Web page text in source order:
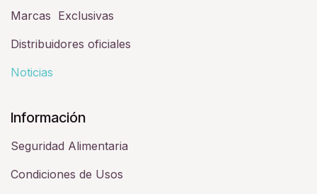
Marcas Exclusivas
Distribuidores oficiales
Noticias
Información
Seguridad Alimentaria
Condiciones de Usos